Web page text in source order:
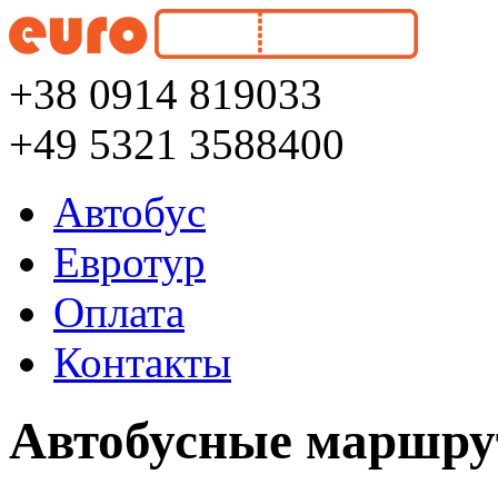
+38 0914 819033
+49 5321 3588400
Автобус
Евротур
Оплата
Контакты
Автобусные